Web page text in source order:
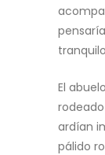
El
ardían
pálido